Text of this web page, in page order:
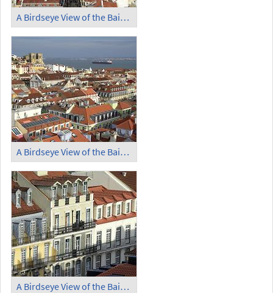
A Birdseye View of the Baixa (1)
A Birdseye View of the Baixa (2)
A Birdseye View of the Baixa (3)